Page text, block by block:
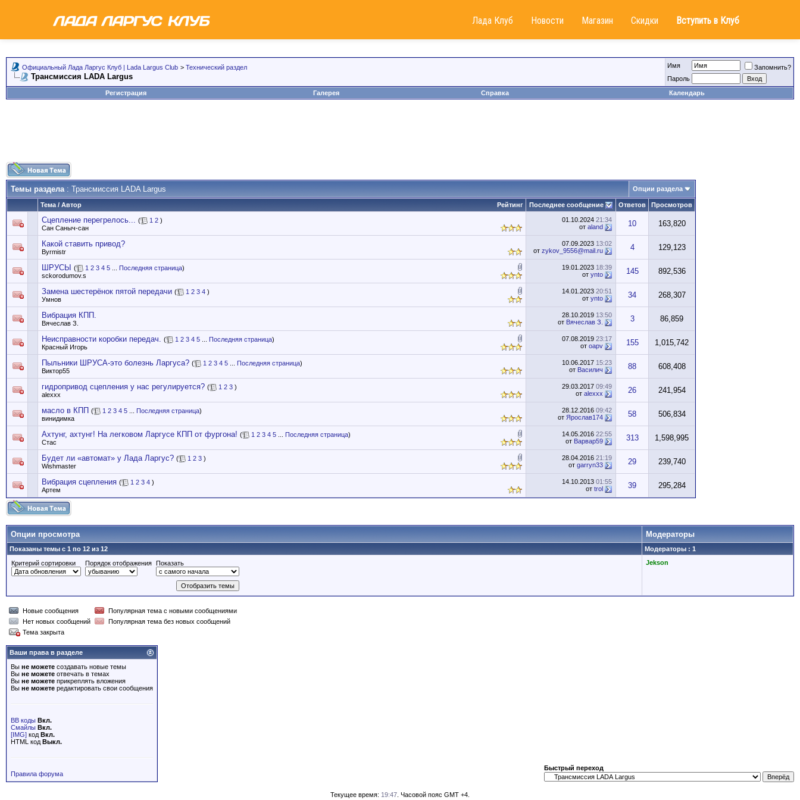
Лада Клуб Новости Магазин Скидки Вступить в Клуб
Официальный Лада Ларгус Клуб | Lada Largus Club > Технический раздел
Трансмиссия LADA Largus
Имя
Запомнить?
Пароль
Регистрация
Галерея Справка Календарь
Темы раздела: Трансмиссия LADA Largus Опции раздела
Рейтинг
Тема / Автор Последнее сообщение Ответов Просмотров
Сцепление перегрелось... ( 1 2 )
Сан Саныч-сан
01.10.2024 21:34
от aland 10 163,820
Какой ставить привод?
Byrmistr
07.09.2023 13:02
от zykov_9556@mail.ru 4 129,123
ШРУСЫ ( 1 2 3 4 5 Последняя страница)
sckorodumov.s
19.01.2023 18:39
от ynto 145 892,536
Замена шестерёнок пятой передачи ( 1 2 3 4 )
Умнов
14.01.2023 20:51
от ynto 34 268,307
Вибрация КПП.
Вячеслав З.
28.10.2019 13:50
от Вячеслав З. 3 86,859
Неисправности коробки передач. ( 1 2 3 4 5 Последняя страница)
Красный Игорь
07.08.2019 23:17
от oapv 155 1,015,742
Пыльники ШРУСА-это болезнь Ларгуса? ( 1 2 3 4 5 Последняя страница)
Виктор55
10.06.2017 15:23
от Василич 88 608,408
гидропривод сцепления у нас регулируется? ( 1 2 3 )
alexxx
29.03.2017 09:49
от alexxx 26 241,954
масло в КПП ( 1 2 3 4 5 Последняя страница)
винидимка
28.12.2016 09:42
от Ярослав174 58 506,834
Ахтунг, ахтунг! На легковом Ларгусе КПП от фургона! ( 1 2 3 4 5 Последняя страница)
Стас
14.05.2016 22:55
от Варвар59 313 1,598,995
Будет ли «автомат» у Лада Ларгус? ( 1 2 3 )
Wishmaster
28.04.2016 21:19
от garryn33 29 239,740
Вибрация сцепления ( 1 2 3 4 )
Артем
14.10.2013 01:55
от trol 39 295,284
Опции просмотра Модераторы
Показаны темы с 1 по 12 из 12
Модераторы : 1
Критерий сортировки
Порядок отображения Показать Jekson
Новые сообщения
Популярная тема с новыми сообщениями
Нет новых сообщений
Популярная тема без новых сообщений
Тема закрыта
Ваши права в разделе
Вы не можете создавать новые темы
Вы не можете отвечать в темах
Вы не можете прикреплять вложения
Вы не можете редактировать свои сообщения
BB коды Вкл.
Смайлы Вкл.
[IMG] код Вкл.
HTML код Выкл.
Правила форума
Быстрый переход
Текущее время: 19:47 . Часовой пояс GMT +4.